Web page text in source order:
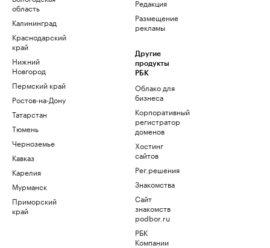
область
Калининград
Краснодарский
край
Нижний
Новгород
Пермский край
Ростов-на-Дону
Татарстан
Тюмень
Черноземье
Кавказ
Карелия
Мурманск
Приморский
край
Редакция
Размещение
рекламы
Другие
продукты
РБК
Облако для
бизнеса
Корпоративный
регистратор
доменов
Хостинг
сайтов
Рег.решения
Знакомства
Сайт
знакомств
podbor.ru
РБК
Компании